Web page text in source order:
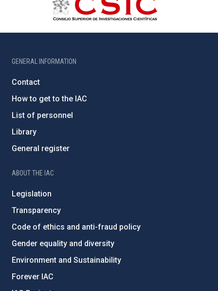
GENERAL INFORMATION
Contact
How to get to the IAC
List of personnel
Library
General register
ABOUT THE IAC
Legislation
Transparency
Code of ethics and anti-fraud policy
Gender equality and diversity
Environment and Sustainability
Forever IAC